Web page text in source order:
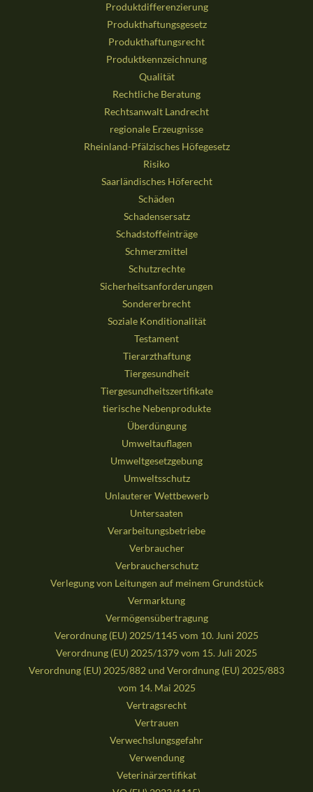
Produktdifferenzierung
Produkthaftungsgesetz
Produkthaftungsrecht
Produktkennzeichnung
Qualität
Rechtliche Beratung
Rechtsanwalt Landrecht
regionale Erzeugnisse
Rheinland-Pfälzisches Höfegesetz
Risiko
Saarländisches Höferecht
Schäden
Schadensersatz
Schadstoffeinträge
Schmerzmittel
Schutzrechte
Sicherheitsanforderungen
Sondererbrecht
Soziale Konditionalität
Testament
Tierarzthaftung
Tiergesundheit
Tiergesundheitszertifikate
tierische Nebenprodukte
Überdüngung
Umweltauflagen
Umweltgesetzgebung
Umweltsschutz
Unlauterer Wettbewerb
Untersaaten
Verarbeitungsbetriebe
Verbraucher
Verbraucherschutz
Verlegung von Leitungen auf meinem Grundstück
Vermarktung
Vermögensübertragung
Verordnung (EU) 2025/1145 vom 10. Juni 2025
Verordnung (EU) 2025/1379 vom 15. Juli 2025
Verordnung (EU) 2025/882 und Verordnung (EU) 2025/883
vom 14. Mai 2025
Vertragsrecht
Vertrauen
Verwechslungsgefahr
Verwendung
Veterinärzertifikat